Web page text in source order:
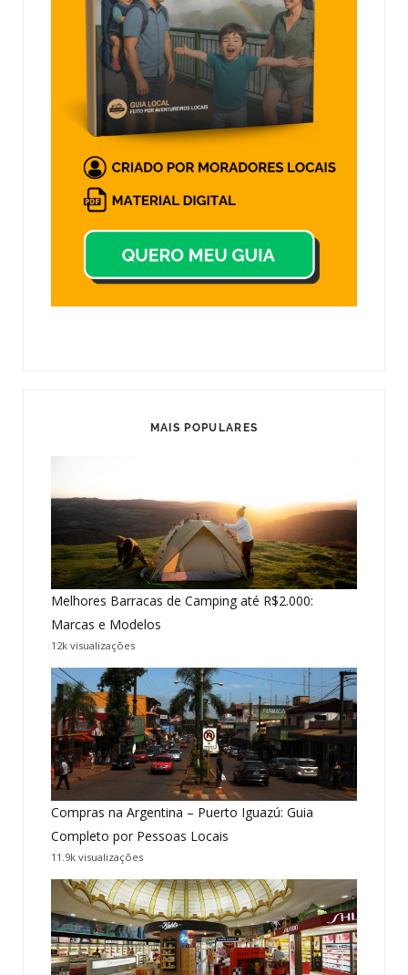
MAIS POPULARES
Melhores Barracas de Camping até R$2.000:
Marcas e Modelos
12k visualizações
Compras na Argentina – Puerto Iguazú: Guia
Completo por Pessoas Locais
11.9k visualizações